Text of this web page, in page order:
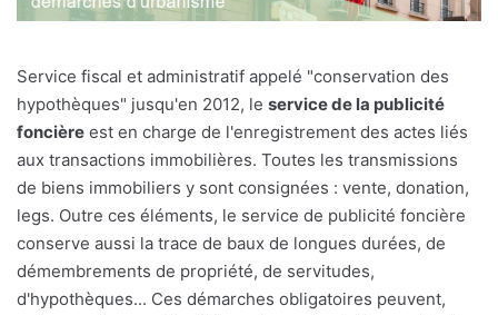
Service fiscal et administratif appelé "conservation des
hypothèques" jusqu'en 2012, le service de la publicité
foncière est en charge de l'enregistrement des actes liés
aux transactions immobilières. Toutes les transmissions
de biens immobiliers y sont consignées : vente, donation,
legs. Outre ces éléments, le service de publicité foncière
conserve aussi la trace de baux de longues durées, de
démembrements de propriété, de servitudes,
d'hypothèques... Ces démarches obligatoires peuvent,